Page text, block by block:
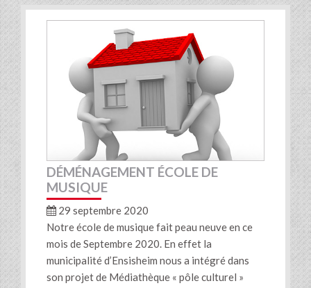
DÉMÉNAGEMENT ÉCOLE DE
MUSIQUE
29 septembre 2020
Notre école de musique fait peau neuve en ce
mois de Septembre 2020. En effet la
municipalité d’Ensisheim nous a intégré dans
son projet de Médiathèque « pôle culturel »